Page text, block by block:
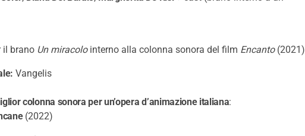
il brano Un miracolointerno alla colonna sonora del film Encanto(2021)
Vangelis
colonna sonora per un’opera d’animazione italiana:
(2022)